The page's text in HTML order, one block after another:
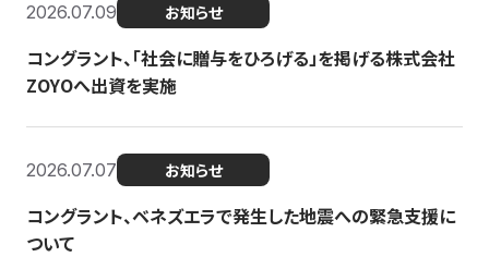
2026.07.09 お知らせ
コングラント、「社会に贈与をひろげる」を掲げる株式会社
ZOYOへ出資を実施
2026.07.07 お知らせ
コングラント、ベネズエラで発生した地震への緊急支援に
ついて